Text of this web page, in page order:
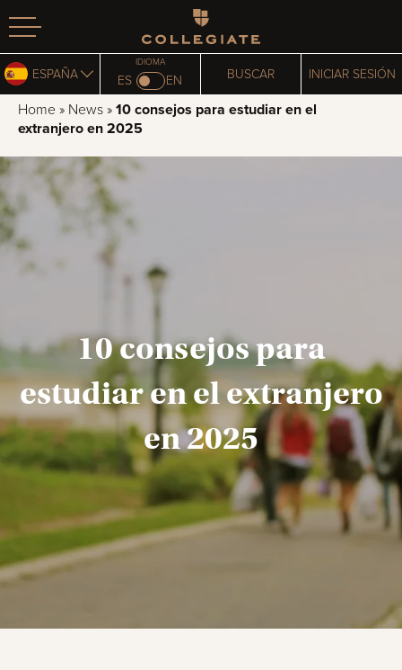
Homepage
ESPAÑA ES
IDIOMA
EN BUSCAR INICIAR SESIÓN
Home » News » 10 consejos para estudiar en el
extranjero en 2025
10 consejos para
estudiar en el extranjero
en 2025